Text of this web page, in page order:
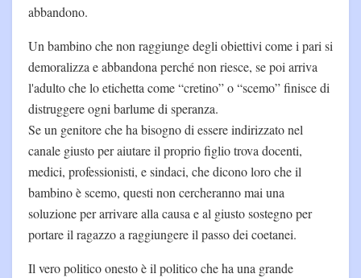
abbandono.
Un bambino che non raggiunge degli obiettivi come i pari si
demoralizza e abbandona perché non riesce, se poi arriva
l'adulto che lo etichetta come “cretino” o “scemo” finisce di
distruggere ogni barlume di speranza.
Se un genitore che ha bisogno di essere indirizzato nel
canale giusto per aiutare il proprio figlio trova docenti,
medici, professionisti, e sindaci, che dicono loro che il
bambino è scemo, questi non cercheranno mai una
soluzione per arrivare alla causa e al giusto sostegno per
portare il ragazzo a raggiungere il passo dei coetanei.
Il vero politico onesto è il politico che ha una grande